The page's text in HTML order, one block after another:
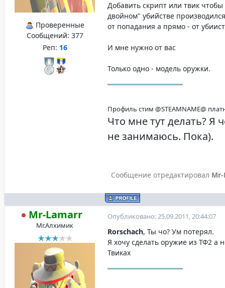
Проверенные
Сообщений: 377
Реп: 16
Добавить скрипт или твик
двойном" убийстве
от попадания а прямо - от
И мне нужно от вас
Только одно - модель оружки.
Профиль стим @STEAMNAME@
Что мне тут делать? Я
не занимаюсь. Пока).
Сообщение отредактировал
Mr-Lamarr
Mr.Алхимик
Опубликовано: 25.09.2011, 20:44:07
Rorschach, Ты чо? Ум потерял.
Я хочу сделать оружие из ТФ2 а
Твиках